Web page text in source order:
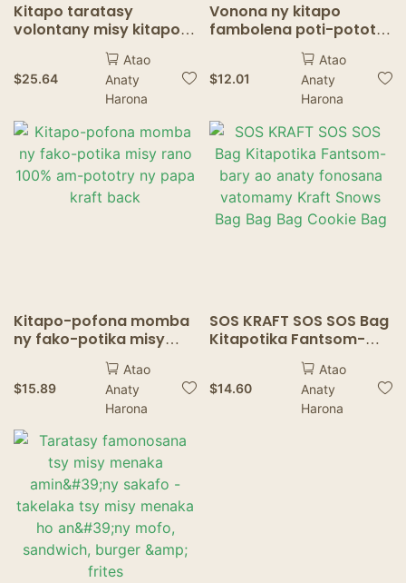
Kitapo taratasy
volontany misy kitapo
misy kitapo kely vita
amin'ny taratasy
fanomezana kitapo
fivarotana bangingam-
barotra Xmas fety
$25.64
Atao
Anaty
Harona
Vonona ny kitapo
fambolena poti-pototry
ny kitapo fako-potika
vita amin'ny kitapom-
pako fako fako fako
$12.01
Atao
Anaty
Harona
Kitapo-pofona momba
ny fako-potika misy
rano 100% am-pototry
ny papa kraft back
$15.89
Atao
Anaty
Harona
SOS KRAFT SOS SOS Bag
Kitapotika Fantsom-
bary ao anaty fonosana
vatomamy Kraft Snows
Bag Bag Bag Cookie Bag
$14.60
Atao
Anaty
Harona